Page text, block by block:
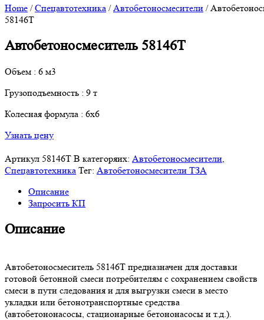
Home /Спецавтотехника /Автобетоносмесители /
58146Т
Автобетоносмеситель 58146Т
Объем : 6 м3
Грузоподъемность : 9 т
Колесная формула : 6х6
Узнать цену
Артикул 58146T В категоряих: Автобетоносмесители,
Спецавтотехника Тег: Автобетоносмесители ТЗА
Описание
Запросить КП
Описание
Автобетоносмеситель 58146T предназначен для доставки
готовой бетонной смеси потребителям с сохранением свойств
смеси в пути следования и для выгрузки смеси в место
укладки или бетонотранспортные средства
(автобетононасосы, стационарные бетононасосы и т.д.).